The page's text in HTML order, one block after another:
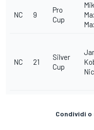
NC 9
Pro
Cup
NC 21
Silver
Cup
Condividi